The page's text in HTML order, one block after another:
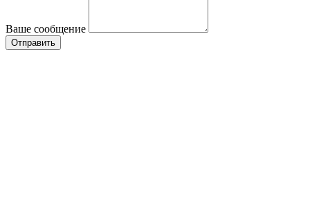
Ваше сообщение